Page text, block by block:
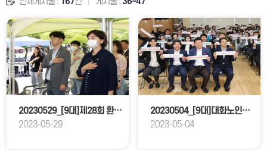
20230529_[9대]제28회 환경의 날 기념식
2023-05-29
20230504_[9대]대화노인종합복지회관 어버이날 기념행사
2023-05-04